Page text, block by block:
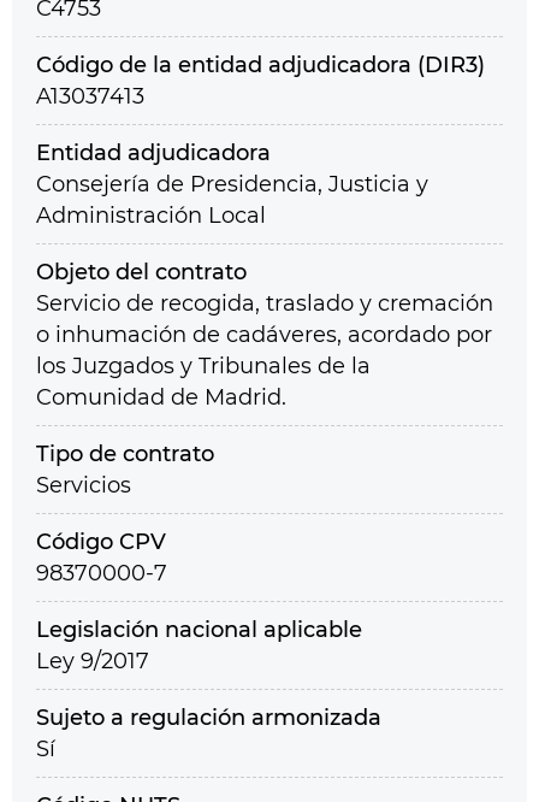
C4753
Código de la entidad adjudicadora (DIR3)
A13037413
Entidad adjudicadora
Consejería de Presidencia, Justicia y
Administración Local
Objeto del contrato
Servicio de recogida, traslado y cremación
o inhumación de cadáveres, acordado por
los Juzgados y Tribunales de la
Comunidad de Madrid.
Tipo de contrato
Servicios
Código CPV
98370000-7
Legislación nacional aplicable
Ley 9/2017
Sujeto a regulación armonizada
Sí